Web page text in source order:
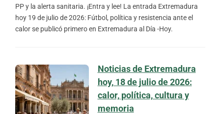
PP y la alerta sanitaria. ¡Entra y lee! La entrada Extremadura
hoy 19 de julio de 2026: Fútbol, política y resistencia ante el
calor se publicó primero en Extremadura al Día -Hoy.
Noticias de Extremadura
hoy, 18 de julio de 2026:
calor, política, cultura y
memoria